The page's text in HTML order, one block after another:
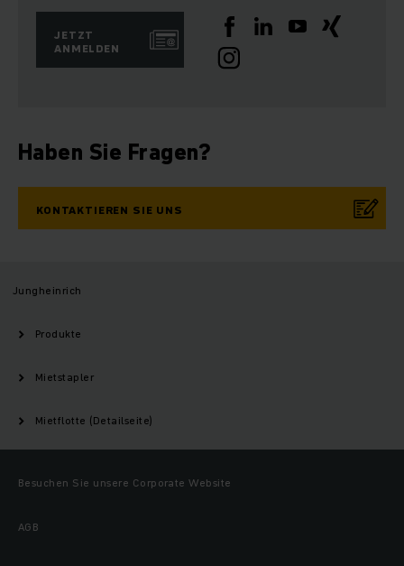
JETZT
ANMELDEN
Haben Sie Fragen?
KONTAKTIEREN SIE UNS
Jungheinrich
Produkte
Mietstapler
Mietflotte (Detailseite)
Besuchen Sie unsere Corporate Website
AGB